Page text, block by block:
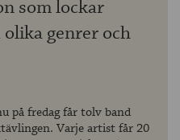
som lockar
genrer och
på fredag får tolv band
Varje artist får 20